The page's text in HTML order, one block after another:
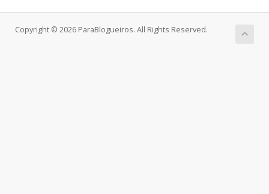
Copyright © 2026 ParaBlogueiros. All Rights Reserved.